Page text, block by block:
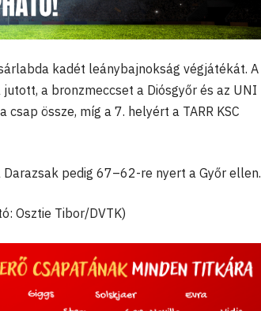
kadét leánybajnokság végjátékát. A
a bronzmeccset a Diósgyőr és az UNI
össze, míg a 7. helyért a TARR KSC
pedig 67–62-re nyert a Győr ellen.
Osztie Tibor/DVTK)